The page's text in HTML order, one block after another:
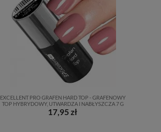
EXCELLENT PRO GRAFEN HARD TOP - GRAFENOWY
TOP HYBRYDOWY, UTWARDZA I NABŁYSZCZA 7 G
17,95 zł